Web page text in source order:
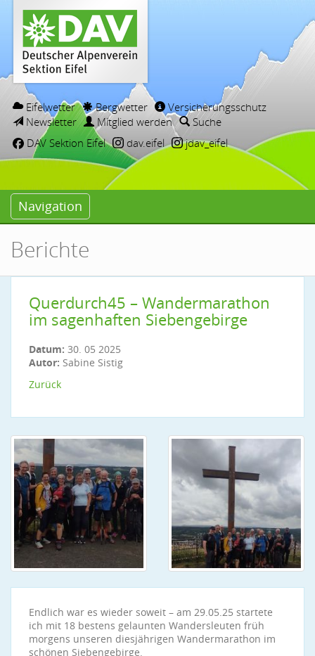
Eifelwetter Bergwetter
Versicherungsschutz
Newsletter
Mitglied werden
Suche
DAV Sektion Eifel
dav.eifel jdav_eifel
Navigation
Berichte
Querdurch45 – Wandermarathon
im sagenhaften Siebengebirge
Datum: 30. 05 2025
Autor: Sabine Sistig
Zurück
Endlich war es wieder soweit – am 29.05.25 startete
ich mit 18 bestens gelaunten Wandersleuten früh
morgens unseren diesjährigen Wandermarathon im
schönen Siebengebirge.